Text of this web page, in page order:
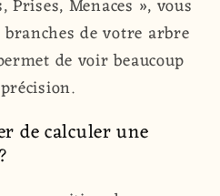
Menaces », vous
de votre arbre
de voir beaucoup
de calculer une